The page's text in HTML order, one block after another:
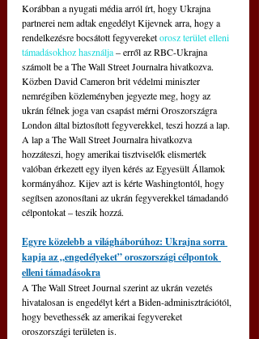
Korábban a nyugati média arról írt, hogy Ukrajna
partnerei nem adtak engedélyt Kijevnek arra, hogy a
rendelkezésre bocsátott fegyvereket orosz terület elleni
támadásokhoz használja – erről az RBC-Ukrajna
számolt be a The Wall Street Journalra hivatkozva.
Közben David Cameron brit védelmi miniszter
nemrégiben közleményben jegyezte meg, hogy az
ukrán félnek joga van csapást mérni Oroszországra
London által biztosított fegyverekkel, teszi hozzá a lap.
A lap a The Wall Street Journalra hivatkozva
hozzáteszi, hogy amerikai tisztviselők elismerték
valóban érkezett egy ilyen kérés az Egyesült Államok
kormányához. Kijev azt is kérte Washingtontól, hogy
segítsen azonosítani az ukrán fegyverekkel támadandó
célpontokat – teszik hozzá.
Egyre közelebb a világháborúhoz: Ukrajna sorra
kapja az „engedélyeket” oroszországi célpontok
elleni támadásokra
A The Wall Street Journal szerint az ukrán vezetés
hivatalosan is engedélyt kért a Biden-adminisztrációtól,
hogy bevethessék az amerikai fegyvereket
oroszországi területen is.